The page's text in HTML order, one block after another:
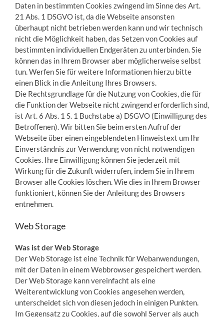
Daten in bestimmten Cookies zwingend im Sinne des Art.
21 Abs. 1 DSGVO ist, da die Webseite ansonsten
überhaupt nicht betrieben werden kann und wir technisch
nicht die Möglichkeit haben, das Setzen von Cookies auf
bestimmten individuellen Endgeräten zu unterbinden. Sie
können das in Ihrem Browser aber möglicherweise selbst
tun. Werfen Sie für weitere Informationen hierzu bitte
einen Blick in die Anleitung Ihres Browsers.
Die Rechtsgrundlage für die Nutzung von Cookies, die für
die Funktion der Webseite nicht zwingend erforderlich sind,
ist Art. 6 Abs. 1 S. 1 Buchstabe a) DSGVO (Einwilligung des
Betroffenen). Wir bitten Sie beim ersten Aufruf der
Webseite über einen eingeblendeten Hinweistext um Ihr
Einverständnis zur Verwendung von nicht notwendigen
Cookies. Ihre Einwilligung können Sie jederzeit mit
Wirkung für die Zukunft widerrufen, indem Sie in Ihrem
Browser alle Cookies löschen. Wie dies in Ihrem Browser
funktioniert, können Sie der Anleitung des Browsers
entnehmen.
Web Storage
Was ist der Web Storage
Der Web Storage ist eine Technik für Webanwendungen,
mit der Daten in einem Webbrowser gespeichert werden.
Der Web Storage kann vereinfacht als eine
Weiterentwicklung von Cookies angesehen werden,
unterscheidet sich von diesen jedoch in einigen Punkten.
Im Gegensatz zu Cookies, auf die sowohl Server als auch